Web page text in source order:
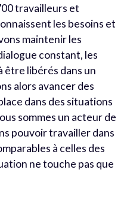
travailleurs et
les besoins et
maintenir les
constant, les
être libérés dans un
alors avancer des
dans des situations
sommes un acteur de
pouvoir travailler dans
à celles des
ne touche pas que